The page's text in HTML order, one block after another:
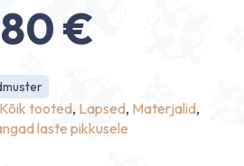
€
Kõik tooted, Lapsed, Materjalid,
laste pikkusele